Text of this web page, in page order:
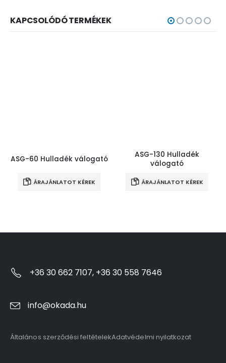
KAPCSOLÓDÓ TERMÉKEK
ASG-60 Hulladék válogató
ÁRAJÁNLATOT KÉREK
ASG-130 Hulladék
válogató
ÁRAJÁNLATOT KÉREK
+36 30 662 7107, +36 30 558 7646
info@okada.hu
Általános szerződési feltételekAdatvédelmi nyilatkozat